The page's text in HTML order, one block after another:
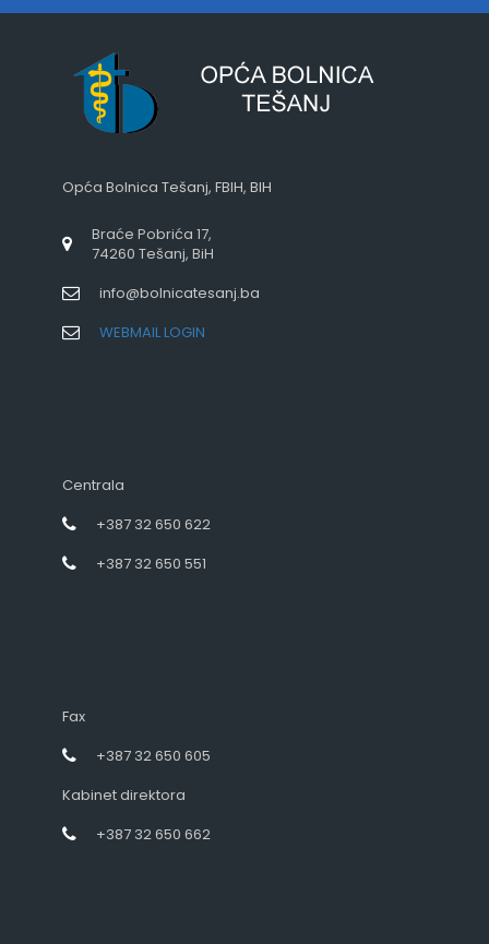
Opća Bolnica Tešanj, FBIH, BIH
Braće Pobrića 17,
74260 Tešanj, BiH
info@bolnicatesanj.ba
WEBMAIL LOGIN
Centrala
+387 32 650 622
+387 32 650 551
Fax
+387 32 650 605
Kabinet direktora
+387 32 650 662